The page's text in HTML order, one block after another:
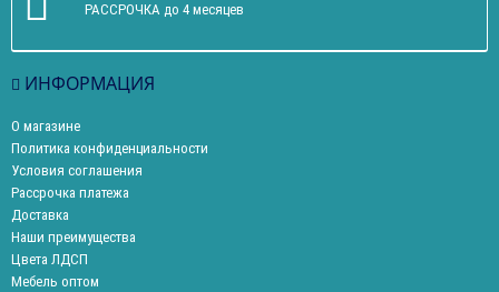
РАССРОЧКА до 4 месяцев
ИНФОРМАЦИЯ
О магазине
Политика конфиденциальности
Условия соглашения
Рассрочка платежа
Доставка
Наши преимущества
Цвета ЛДСП
Мебель оптом